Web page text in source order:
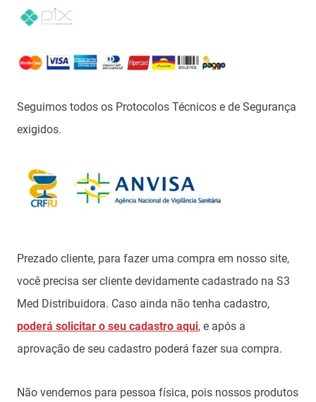
Seguimos todos os Protocolos Técnicos e de Segurança
exigidos.
Prezado cliente, para fazer uma compra em nosso site,
você precisa ser cliente devidamente cadastrado na S3
Med Distribuidora. Caso ainda não tenha cadastro,
poderá solicitar o seu cadastro aqui, e após a
aprovação de seu cadastro poderá fazer sua compra.
Não vendemos para pessoa física, pois nossos produtos